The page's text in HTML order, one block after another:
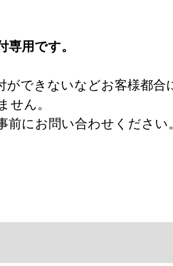
専用です。
ができないなどお客様都合
せん。
前にお問い合わせください